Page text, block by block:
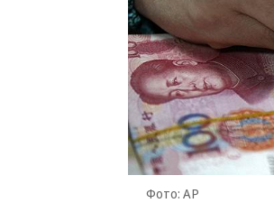
Фото: AP